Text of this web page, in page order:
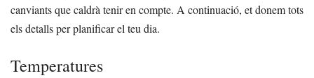
canviants que caldrà tenir en compte. A continuació, et donem tots
els detalls per planificar el teu dia.
Temperatures